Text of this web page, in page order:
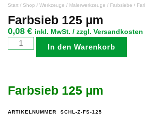
Start / Shop / Werkzeuge / Malerwerkzeuge / Farbsiebe /
Farbsieb 125 µm
0,08 € inkl. MwSt. / zzgl. Versandkosten
In den Warenkorb
Farbsieb 125 µm
ARTIKELNUMMER
SCHL-Z-FS-125